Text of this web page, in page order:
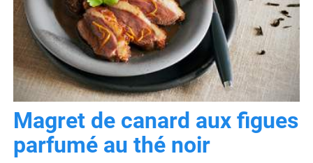
Magret de canard aux figues
parfumé au thé noir